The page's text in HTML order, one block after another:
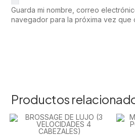
Guarda mi nombre, correo
navegador para la próxima vez que
Productos